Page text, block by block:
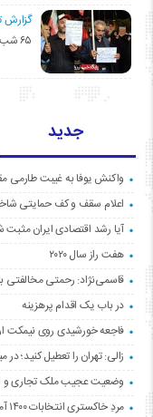
گزارش
۶۵ شب از حماسه مهدیشهری ها گذشت
جدید
واکنش یوفا به غیبت طارمی
اعلام سقف و کف حمایتی
آیا رشد اقتصادی ایران
هفت راز سال ۲۰۲۰
قاسمی‌نژاد: رحمتی مخالفتی
در باب یک اقدام پرهزینه
فاجعه خورشیدی روی نیمکت
زالی: تهران را تعطیل کنید؛ در
وضعیت عجیب ملک تجاری و اداری در
مردِ خاکستری انتخابات ۱۴۰۰ آمد /دردسر کلاب هاوس برای کاندیداها